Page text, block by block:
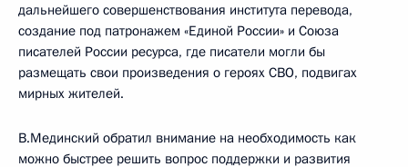
дальнейшего совершенствования института перевода,
создание под патронажем «Единой России» и Союза
писателей России ресурса, где писатели могли бы
размещать свои произведения о героях СВО, подвигах
мирных жителей.
В.Мединский обратил внимание на необходимость как
можно быстрее решить вопрос поддержки и развития